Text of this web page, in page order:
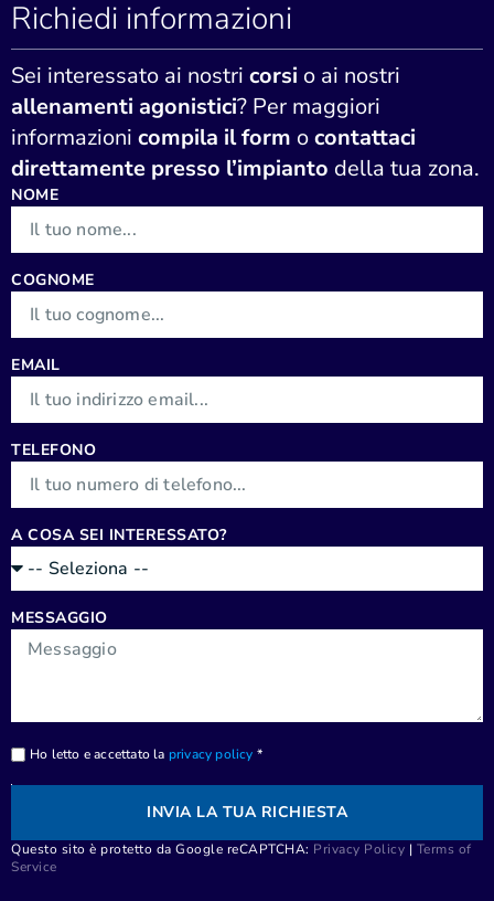
Richiedi informazioni
Sei interessato ai nostri corsi o ai nostri
allenamenti agonistici? Per maggiori
informazioni compila il form ocontattaci
direttamente presso l’impianto della tua zona.
NOME
COGNOME
EMAIL
TELEFONO
A COSA SEI INTERESSATO?
MESSAGGIO
Ho letto e accettato la privacy policy *
INVIA LA TUA RICHIESTA
Questo sito è protetto da Google reCAPTCHA: Privacy Policy | Terms of
Service